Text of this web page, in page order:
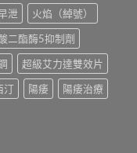
泄
火焰（綽號）
二酯酶5抑制劑
超級艾力達雙效片
汀 陽痿
陽痿治療